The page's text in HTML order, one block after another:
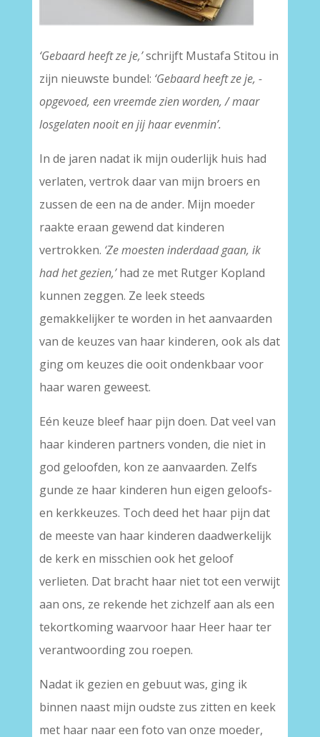
‘Gebaard heeft ze je,’schrijft Mustafa Stitou in
zijn nieuwste bundel: ‘Gebaard heeft ze je, ­
opgevoed, een vreemde zien worden, / maar
losgelaten nooit en jij haar evenmin’.
In de jaren nadat ik mijn ouderlijk huis had
verlaten, vertrok daar van mijn broers en
zussen de een na de ander. Mijn moeder
raakte eraan gewend dat kinderen
vertrokken. ‘Ze moesten inderdaad gaan, ik
had het gezien,’had ze met Rutger Kopland
kunnen zeggen. Ze leek steeds
gemakkelijker te worden in het aanvaarden
van de keuzes van haar kinderen, ook als dat
ging om keuzes die ooit ondenkbaar voor
haar waren geweest.
Eén keuze bleef haar pijn doen. Dat veel van
haar kinderen partners vonden, die niet in
god geloofden, kon ze aanvaarden. Zelfs
gunde ze haar kinderen hun eigen geloofs-
en kerkkeuzes. Toch deed het haar pijn dat
de meeste van haar kinderen daadwerkelijk
de kerk en misschien ook het geloof
verlieten. Dat bracht haar niet tot een verwijt
aan ons, ze rekende het zichzelf aan als een
tekortkoming waarvoor haar Heer haar ter
verantwoording zou roepen.
Nadat ik gezien en gebuut was, ging ik
binnen naast mijn oudste zus zitten en keek
met haar naar een foto van onze moeder,